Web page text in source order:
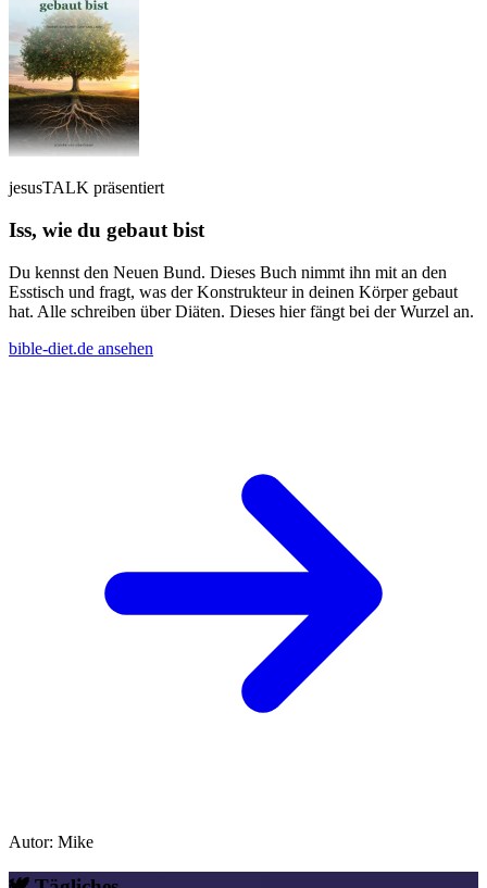
jesusTALK präsentiert
Iss, wie du gebaut bist
Du kennst den Neuen Bund. Dieses Buch nimmt ihn mit an den
Esstisch und fragt, was der Konstrukteur in deinen Körper gebaut
hat. Alle schreiben über Diäten. Dieses hier fängt bei der Wurzel an.
bible-diet.de ansehen
Autor: Mike